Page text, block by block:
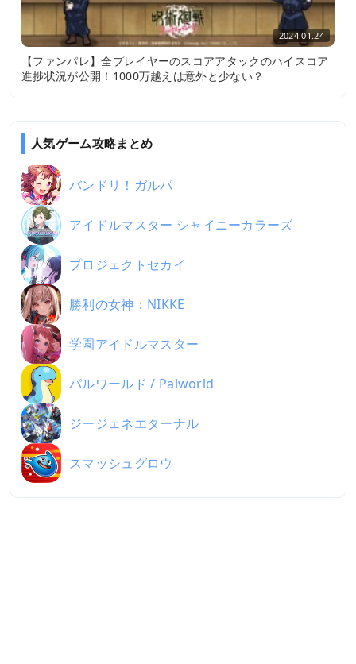
2024.01.24
【ファンパレ】全プレイヤーのスコアアタックのハイスコア
進捗状況が公開！1000万越えは意外と少ない？
人気ゲーム攻略まとめ
バンドリ！ガルパ
アイドルマスター シャイニーカラーズ
プロジェクトセカイ
勝利の女神：NIKKE
学園アイドルマスター
パルワールド / Palworld
ジージェネエターナル
スマッシュグロウ